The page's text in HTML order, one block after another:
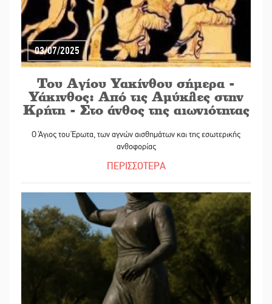
03/07/2025
Του Αγίου Υακίνθου σήμερα -
Υάκινθος: Από τις Αμύκλες στην
Κρήτη - Στο άνθος της αιωνιότητας
Ο Άγιος του Έρωτα, των αγνών αισθημάτων και της εσωτερικής
ανθοφορίας
ΠΕΡΙΣΣΟΤΕΡΑ